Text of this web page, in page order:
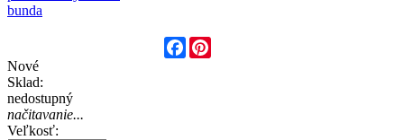
Facebook
Nové
Sklad:
nedostupný
načitavanie...
Veľkosť: